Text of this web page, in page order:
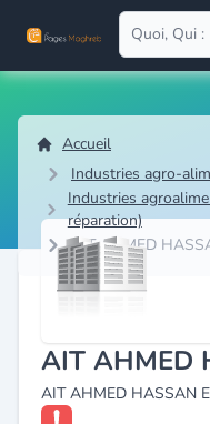
Accueil
Industries agro-
Industries
réparation)
AIT AHMED
AIT AHMED
AIT AHMED HASSAN